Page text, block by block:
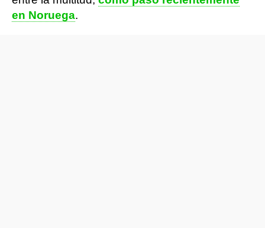
en Noruega.